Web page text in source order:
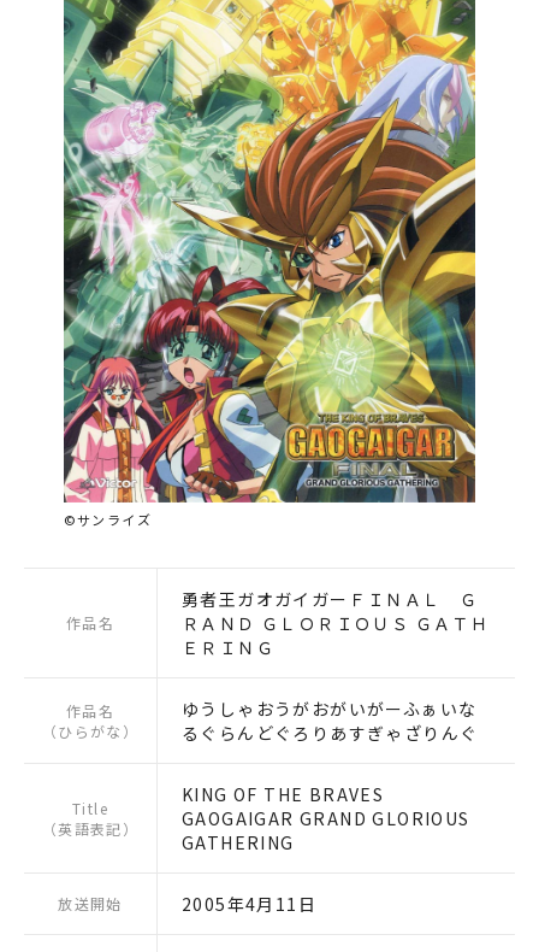
©サンライズ
作品名
勇者王ガオガイガーＦＩＮＡＬ Ｇ
ＲＡＮＤ ＧＬＯＲＩＯＵＳ ＧＡＴＨ
ＥＲＩＮＧ
作品名
（ひらがな）
ゆうしゃおうがおがいがーふぁいな
るぐらんどぐろりあすぎゃざりんぐ
Title
（英語表記）
KING OF THE BRAVES
GAOGAIGAR GRAND GLORIOUS
GATHERING
放送開始 2005年4月11日